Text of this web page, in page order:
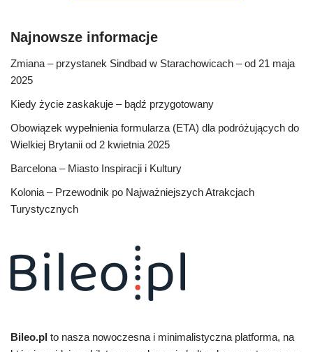
Najnowsze informacje
Zmiana – przystanek Sindbad w Starachowicach – od 21 maja
2025
Kiedy życie zaskakuje – bądź przygotowany
Obowiązek wypełnienia formularza (ETA) dla podróżujących do
Wielkiej Brytanii od 2 kwietnia 2025
Barcelona – Miasto Inspiracji i Kultury
Kolonia – Przewodnik po Najważniejszych Atrakcjach
Turystycznych
Bileo.pl to nasza nowoczesna i minimalistyczna platforma, na